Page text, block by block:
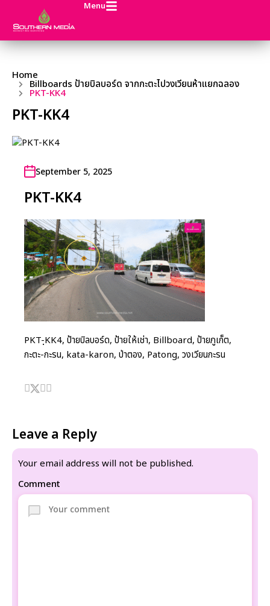
Menu
Home
Billboards ป้ายบิลบอร์ด จากกะตะไปวงเวียนห้าแยกฉลอง
PKT-KK4
PKT-KK4
September 5, 2025
PKT-KK4
PKT-ฺKK4, ป้ายบิลบอร์ด, ป้ายให้เช่า, Billboard, ป้ายภูเก็ต,
กะตะ-กะรน, kata-karon, ป่าตอง, Patong, วงเวียนกะรน
Leave a Reply
Your email address will not be published.
Comment